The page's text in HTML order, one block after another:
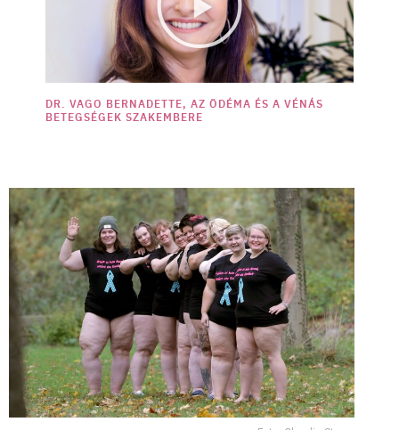
DR. VAGO BERNADETTE, AZ ÖDÉMA ÉS A VÉNÁS
BETEGSÉGEK SZAKEMBERE